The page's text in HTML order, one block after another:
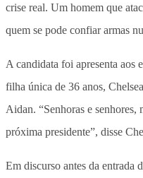
crise real. Um homem que
quem se pode confiar armas
A candidata foi apresenta aos
filha única de 36 anos,
Aidan. “Senhoras e senhores,
próxima presidente”, disse
Em discurso antes da entrada